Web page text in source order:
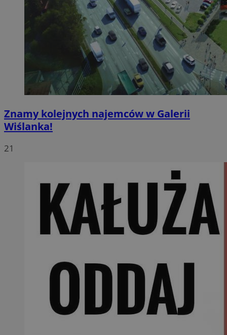
Znamy kolejnych najemców w Galerii
Wiślanka!
21